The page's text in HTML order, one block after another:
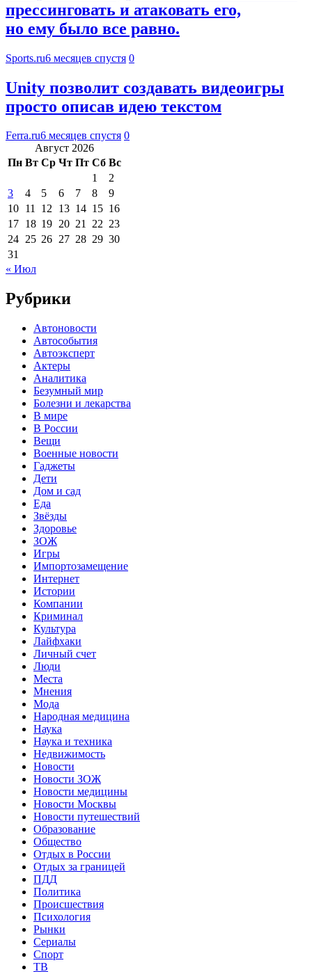
прессинговать и атаковать его,
но ему было все равно.
Sports.ru6 месяцев спустя 0
Unity позволит создавать видеоигры
просто описав идею текстом
Ferra.ru6 месяцев спустя 0
Август 2026
Пн Вт Ср Чт Пт Сб Вс
1
2
3
4 5 6 7 8
9
10 11 12 13 14 15 16
17 18 19 20 21 22 23
24 25 26 27 28 29 30
31
« Июл
Рубрики
Автоновости
Автособытия
Автоэксперт
Актеры
Аналитика
Безумный мир
Болезни и лекарства
В мире
В России
Вещи
Военные новости
Гаджеты
Дети
Дом и сад
Еда
Звёзды
Здоровье
ЗОЖ
Игры
Импортозамещение
Интернет
Истории
Компании
Криминал
Культура
Лайфхаки
Личный счет
Люди
Места
Мнения
Мода
Народная медицина
Наука
Наука и техника
Недвижимость
Новости
Новости ЗОЖ
Новости медицины
Новости Москвы
Новости путешествий
Образование
Общество
Отдых в России
Отдых за границей
ПДД
Политика
Происшествия
Психология
Рынки
Сериалы
Спорт
ТВ